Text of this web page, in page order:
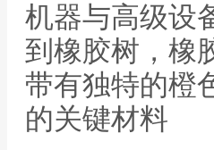
机器与高级设
到橡胶树，橡
带有独特的橙
的关键材料